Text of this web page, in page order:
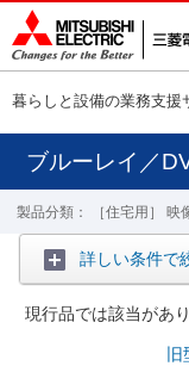
暮らしと設備の業務支援
ブルーレイ／
製品分類： ［住宅用］ 映
詳しい条件で
現行品では該当があ